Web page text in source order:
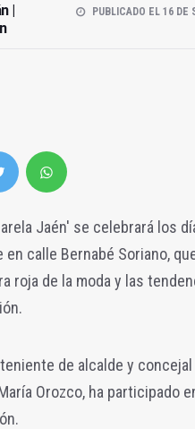
|
PUBLICADO EL 16 DE
Jaén' se celebrará los
en calle Bernabé Soriano,
roja de la moda y las
de alcalde y concejal
Orozco, ha participado